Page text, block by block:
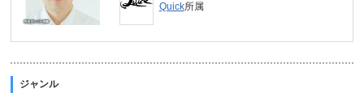
Quick所属
ジャンル